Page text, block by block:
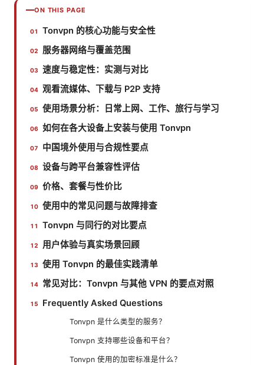
ON THIS PAGE
Tonvpn 的核心功能与安全性
服务器网络与覆盖范围
速度与稳定性：实测与对比
观看流媒体、下载与 P2P 支持
使用场景分析：日常上网、工作、旅行与学习
如何在各大设备上安装与使用 Tonvpn
中国境外使用与合规性要点
设备与跨平台兼容性评估
价格、套餐与性价比
使用中的常见问题与故障排查
Tonvpn 与同行的对比要点
用户体验与真实场景回顾
使用 Tonvpn 的最佳实践清单
常见对比：Tonvpn 与其他 VPN 的要点对照
Frequently Asked Questions
Tonvpn 是什么类型的服务？
Tonvpn 支持哪些设备和平台？
Tonvpn 使用的加密标准是什么？